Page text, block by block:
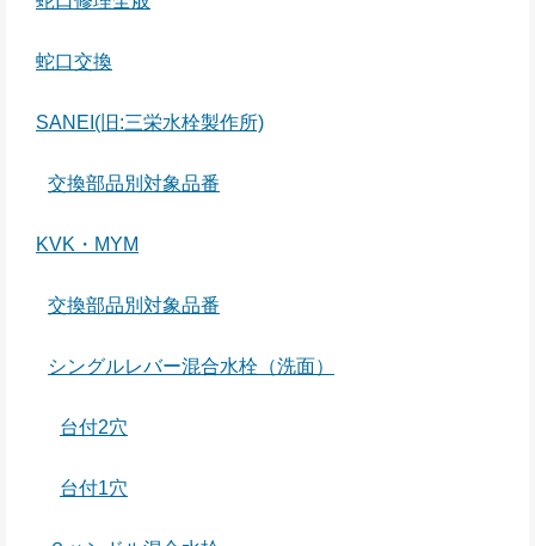
蛇口交換
SANEI(旧:三栄水栓製作所)
交換部品別対象品番
KVK・MYM
交換部品別対象品番
シングルレバー混合水栓（洗面）
台付2穴
台付1穴